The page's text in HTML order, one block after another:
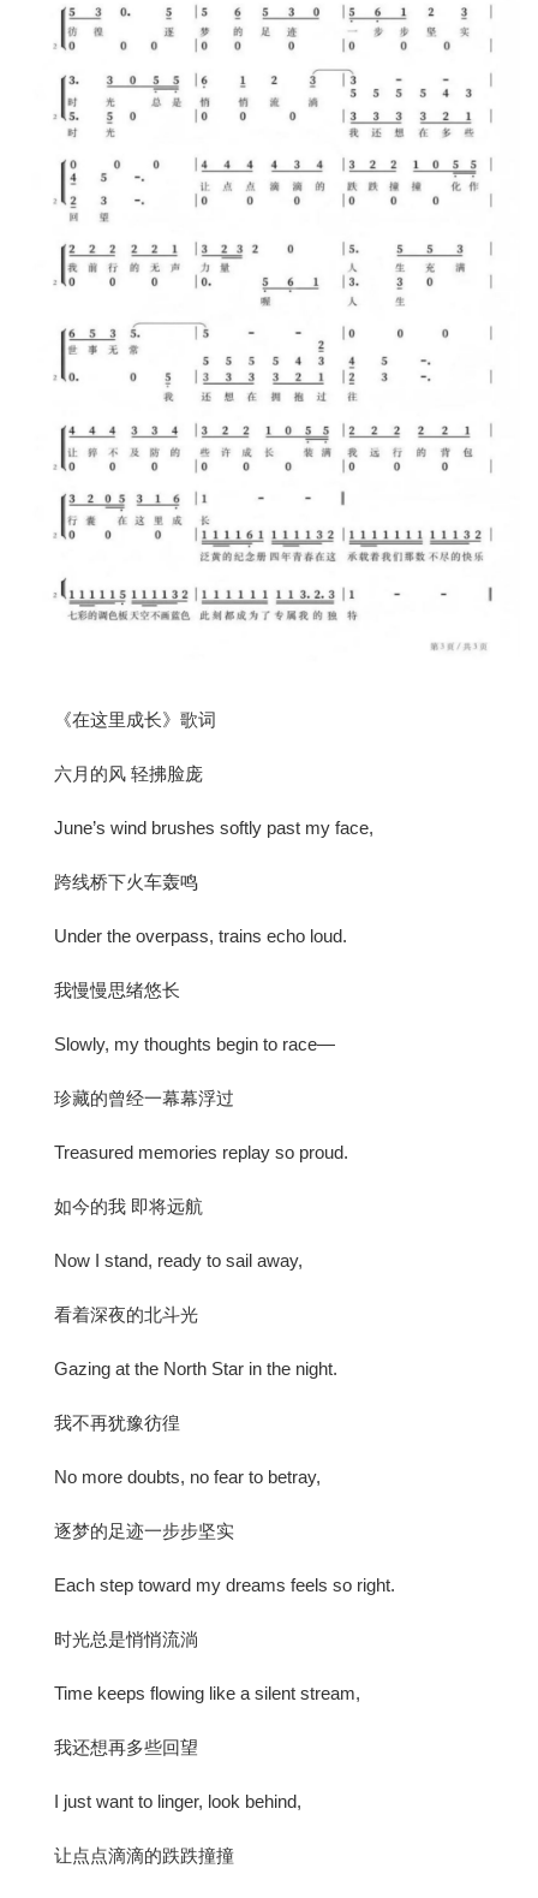
《在这里成长》歌词
六月的风 轻拂脸庞
June’s wind brushes softly past my face,
跨线桥下火车轰鸣
Under the overpass, trains echo loud.
我慢慢思绪悠长
Slowly, my thoughts begin to race—
珍藏的曾经一幕幕浮过
Treasured memories replay so proud.
如今的我 即将远航
Now I stand, ready to sail away,
看着深夜的北斗光
Gazing at the North Star in the night.
我不再犹豫彷徨
No more doubts, no fear to betray,
逐梦的足迹一步步坚实
Each step toward my dreams feels so right.
时光总是悄悄流淌
Time keeps flowing like a silent stream,
我还想再多些回望
I just want to linger, look behind,
让点点滴滴的跌跌撞撞